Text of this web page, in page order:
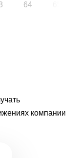
64
компании